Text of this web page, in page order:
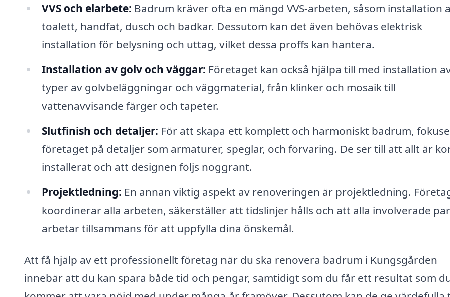
VVS och elarbete: Badrum kräver ofta en mängd VVS-arbeten, såsom installation
toalett, handfat, dusch och badkar. Dessutom kan det även behövas elektrisk
installation för belysning och uttag, vilket dessa proffs kan hantera.
Installation av golv och väggar: Företaget kan också hjälpa till med installation
typer av golvbeläggningar och väggmaterial, från klinker och mosaik till
vattenavvisande färger och tapeter.
Slutfinish och detaljer: För att skapa ett komplett och harmoniskt badrum,
företaget på detaljer som armaturer, speglar, och förvaring. De ser till att allt är
installerat och att designen följs noggrant.
Projektledning: En annan viktig aspekt av renoveringen är projektledning.
koordinerar alla arbeten, säkerställer att tidslinjer hålls och att alla involverade
arbetar tillsammans för att uppfylla dina önskemål.
Att få hjälp av ett professionellt företag när du ska renovera badrum i Kungsgården
innebär att du kan spara både tid och pengar, samtidigt som du får ett resultat som